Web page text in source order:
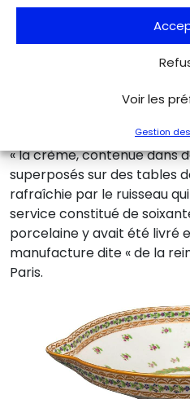
Voir les
Gestion
initialement blancs, à
ornée de caissons en
« la crème, contenue dans
superposés sur des tables
rafraîchie par le ruisseau
service constitué de
porcelaine y avait été livré
manufacture dite « de la
Paris.